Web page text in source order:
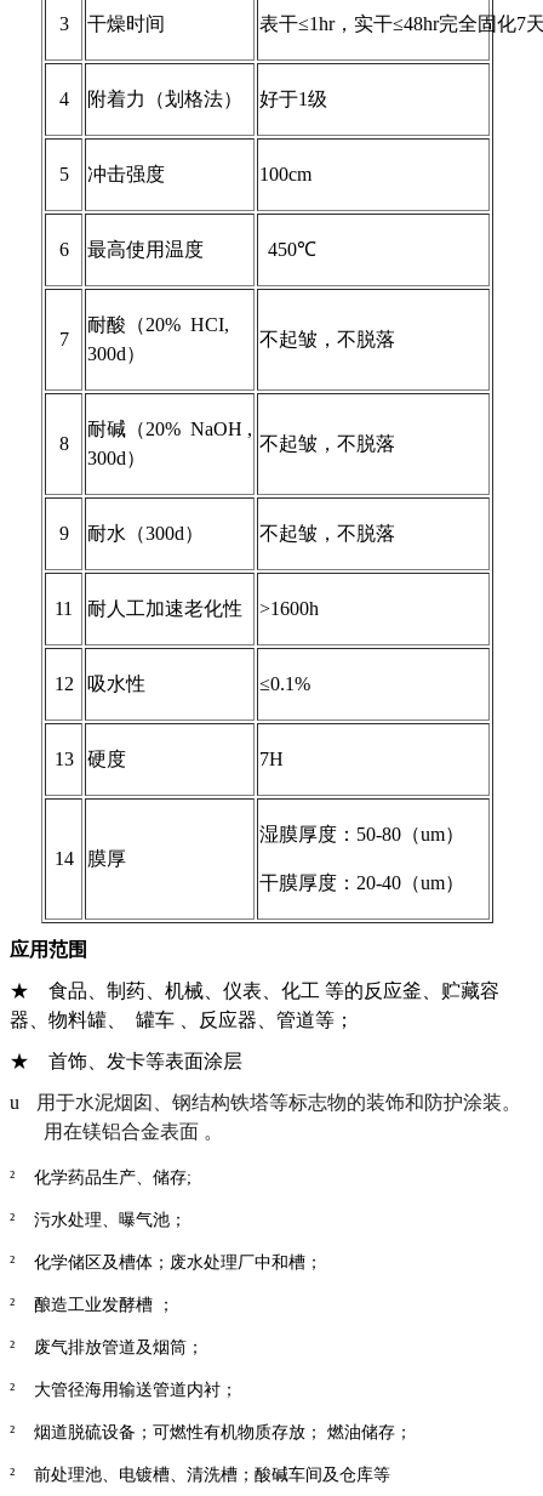
3 干燥时间 表干≤1hr，实干≤48hr完全固化7
4 附着力（划格法） 好于1级
5 冲击强度 100cm
6 最高使用温度 450℃
7
耐酸（20% HCI,
300d）
不起皱，不脱落
8
耐碱（20% NaOH ,
300d）
不起皱，不脱落
9 耐水（300d） 不起皱，不脱落
11 耐人工加速老化性 >1600h
12 吸水性 ≤0.1%
13 硬度 7H
14 膜厚
湿膜厚度： 50-80 （um）
干膜厚度： 20-40 （um）
应用范围
★ 食品、制药、机械、仪表、化工 等的反应釜、贮藏容
器、物料罐、
罐车
、反应器、管道等；
★ 首饰、发卡等表面涂层
u
用于水泥烟囱、钢结构铁塔等标志物的装饰和防护涂装。
用在镁铝合金表面 。
² 化学药品生产、储存;
² 污水处理、曝气池；
² 化学储区及槽体；废水处理厂中和槽；
² 酿造工业发酵槽 ；
² 废气排放管道及烟筒；
² 大管径海用输送管道内衬；
² 烟道脱硫设备；可燃性有机物质存放； 燃油储存；
² 前处理池、电镀槽、清洗槽；酸碱车间及仓库等